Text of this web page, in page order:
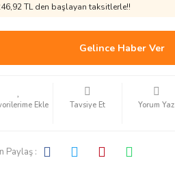
TL den başlayan taksitlerle!!
Gelince Haber Ver
Tavsiye Et Yorum Yaz
Paylaş :